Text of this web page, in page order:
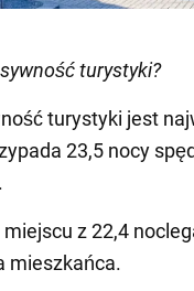
turystyki?
turystyki jest
23,5 nocy
z 22,4
mieszkańca.